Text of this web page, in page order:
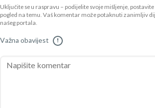
Uključite se u raspravu – podijelite svoje mišljenje,
pogled na temu. Vaš komentar može potaknuti zanimljiv
našeg portala.
Važna obavijest !